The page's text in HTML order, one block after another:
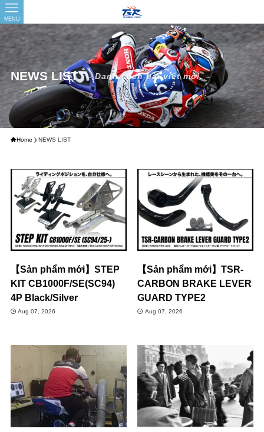
MENU
NEWS LIST – Danh sách bài viết mới. –
Home NEWS LIST
【Sản phẩm mới】STEP
KIT CB1000F/SE(SC94)
4P Black/Silver
Aug 07, 2026
【Sản phẩm mới】TSR-
CARBON BRAKE LEVER
GUARD TYPE2
Aug 07, 2026